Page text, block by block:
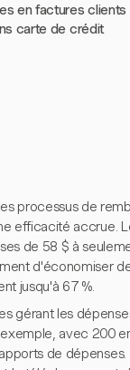
en factures clients
carte de crédit
processus de
efficacité accrue.
de 58 $ à
d'économiser
jusqu'à 67 %.
gérant les
avec 200
de